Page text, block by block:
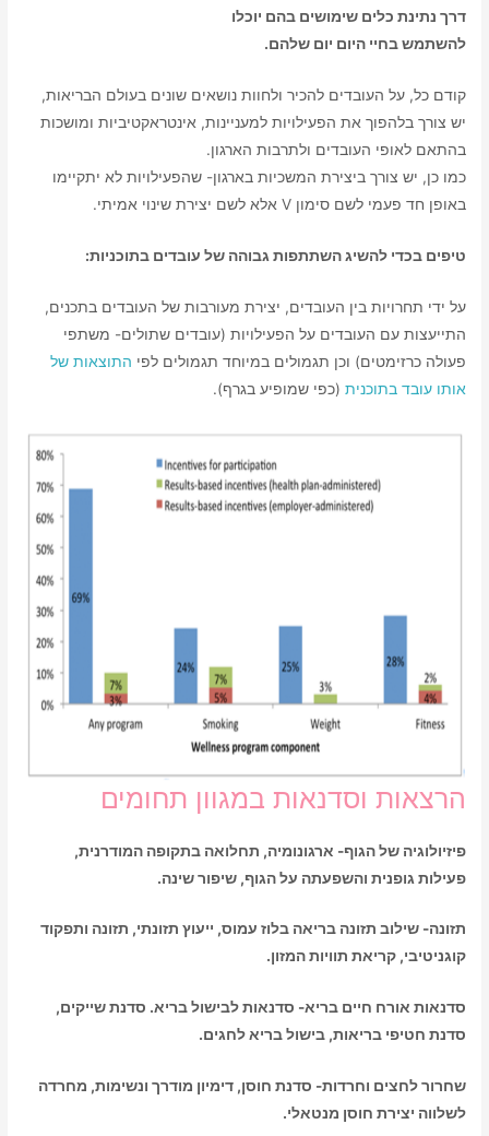
דרך נתינת כלים שימושים בהם יוכלו
להשתמש בחיי היום יום שלהם.
קודם כל, על העובדים להכיר ולחוות נושאים שונים בעולם הבריאות,
יש צורך בלהפוך את הפעילויות למעניינות, אינטראקטיביות ומושכות
בהתאם לאופי העובדים ולתרבות הארגון.
כמו כן, יש צורך ביצירת המשכיות בארגון- שהפעילויות לא יתקיימו
באופן חד פעמי לשם סימון V אלא לשם יצירת שינוי אמיתי.
טיפים בכדי להשיג השתתפות גבוהה של עובדים בתוכניות:
על ידי תחרויות בין העובדים, יצירת מעורבות של העובדים בתכנים,
התייעצות עם העובדים על הפעילויות (עובדים שתולים- משתפי
פעולה כרזימטים) וכן תגמולים במיוחד תגמולים לפי התוצאות של
אותו עובד בתוכנית (כפי שמופיע בגרף).
הרצאות וסדנאות במגוון תחומים
פיזיולוגיה של הגוף- ארגונומיה, תחלואה בתקופה המודרנית,
פעילות גופנית והשפעתה על הגוף, שיפור שינה.
תזונה- שילוב תזונה בריאה בלוז עמוס, ייעוץ תזונתי, תזונה ותפקוד
קוגניטיבי, קריאת תוויות המזון.
סדנאות אורח חיים בריא- סדנאות לבישול בריא. סדנת שייקים,
סדנת חטיפי בריאות, בישול בריא לחגים.
שחרור לחצים וחרדות- סדנת חוסן, דימיון מודרך ונשימות, מחרדה
לשלווה יצירת חוסן מנטאלי.